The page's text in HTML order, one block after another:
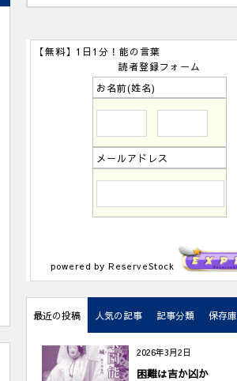
【無料】1日1分！能の言葉
読者登録フォーム
お名前(姓名)
メールアドレス
powered by ReserveStock
最近の投稿 人気の記事 記事分類 保存庫
2026年3月2日
困難は吉か凶か